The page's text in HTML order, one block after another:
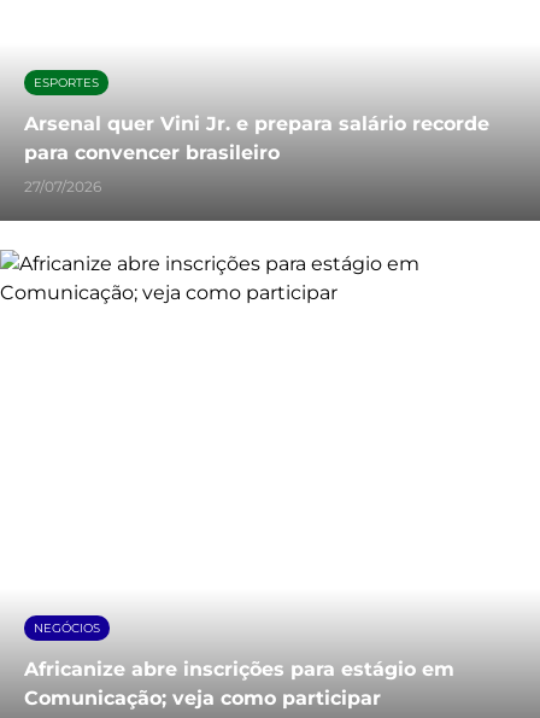
ESPORTES
Arsenal quer Vini Jr. e prepara salário recorde
para convencer brasileiro
27/07/2026
NEGÓCIOS
Africanize abre inscrições para estágio em
Comunicação; veja como participar